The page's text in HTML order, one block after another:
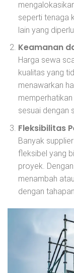
seperti tenaga
lain yang
Keamanan
Harga sewa
kualitas yang
menawarkan
sesuai dengan
Fleksibilitas
Banyak
fleksibel yang
proyek.
menambah
dengan